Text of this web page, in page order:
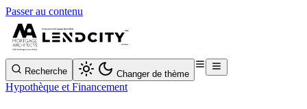
Passer au contenu
Recherche Changer de thème
Hypothèque et Financement